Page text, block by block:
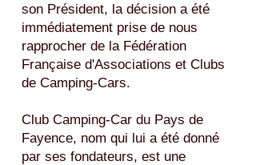
son Président, la décision a été
immédiatement prise de nous
rapprocher de la Fédération
Française d'Associations et Clubs
de Camping-Cars.
Club Camping-Car du Pays de
Fayence, nom qui lui a été donné
par ses fondateurs, est une